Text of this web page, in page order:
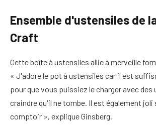
Ensemble d'ustensiles de
Craft
Cette boîte à ustensiles allie à merveille
« J'adore le pot à ustensiles car il est
pour que vous puissiez le charger avec des
craindre qu'il ne tombe. Il est également joli
comptoir », explique Ginsberg.